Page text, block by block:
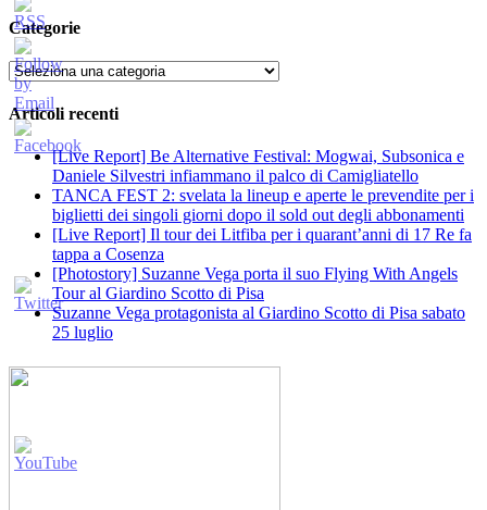
Categorie
Categorie
Articoli recenti
[Live Report] Be Alternative Festival: Mogwai, Subsonica e
Daniele Silvestri infiammano il palco di Camigliatello
TANCA FEST 2: svelata la lineup e aperte le prevendite per i
biglietti dei singoli giorni dopo il sold out degli abbonamenti
[Live Report] Il tour dei Litfiba per i quarant’anni di 17 Re fa
tappa a Cosenza
[Photostory] Suzanne Vega porta il suo Flying With Angels
Tour al Giardino Scotto di Pisa
Suzanne Vega protagonista al Giardino Scotto di Pisa sabato
25 luglio